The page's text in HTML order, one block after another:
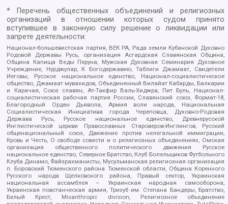
* Перечень общественных объединений и религиозных
организаций в отношении которых судом принято
вступившее в законную силу решение о ликвидации или
запрете деятельности:
Национал-большевистская партия, ВЕК РА, Рада земли Кубанской Духовно
Родовой Державы Русь, организация Асгардская Славянская Община,
Община Капища Веды Перуна, Мужская Духовная Семинария Духовное
Учреждение, Нурджулар, К Богодержавию, Таблиги Джамаат, Свидетели
Иеговы, Русское национальное единство, Национал-социалистическое
общество, Джамаат мувахидов, Объединенный Вилайат Кабарды, Балкарии
и Карачая, Союз славян, Ат-Такфир Валь-Хиджра, Пит Буль, Национал-
социалистическая рабочая партия России, Славянский союз, Формат-18,
Благородный Орден Дьявола, Армия воли народа, Национальная
Социалистическая Инициатива города Череповца, Духовно-Родовая
Держава Русь, Русское национальное единство, Древнерусской
Инглистической церкви Православных Староверов-Инглингов, Русский
общенациональный союз, Движение против нелегальной иммиграции,
Кровь и Честь, О свободе совести и о религиозных объединениях, Омская
организация общественного политического движения Русское
национальное единство, Северное Братство, Клуб Болельщиков Футбольного
Клуба Динамо, Файзрахманисты, Мусульманская религиозная организация
п. Боровский Тюменского района Тюменской области, Община Коренного
Русского народа Щелковского района, Правый сектор, Украинская
национальная ассамблея – Украинская народная самооборона,
Украинская повстанческая армия, Тризуб им. Степана Бандеры, Братство,
Белый Крест, Misanthropic division, Религиозное объединение